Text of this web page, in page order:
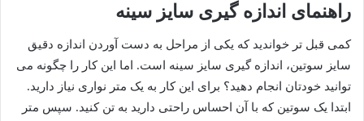
راهنمای اندازه گیری سایز سینه
کمی قبل تر خواندید که یکی از مراحل به دست آوردن اندازه دقیق
سایز سوتین، اندازه گیری سایز سینه است. اما این کار را چگونه می
توانید خودتان انجام دهید؟ برای این کار به یک متر نواری نیاز دارید.
ابتدا یک سوتین که با آن احساس راحتی دارید به تن کنید. سپس متر